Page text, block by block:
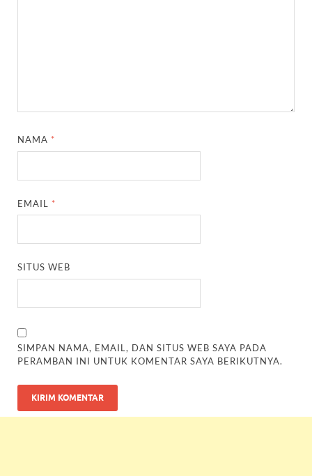
NAMA *
EMAIL *
SITUS WEB
SIMPAN NAMA, EMAIL, DAN SITUS WEB SAYA PADA
PERAMBAN INI UNTUK KOMENTAR SAYA BERIKUTNYA.